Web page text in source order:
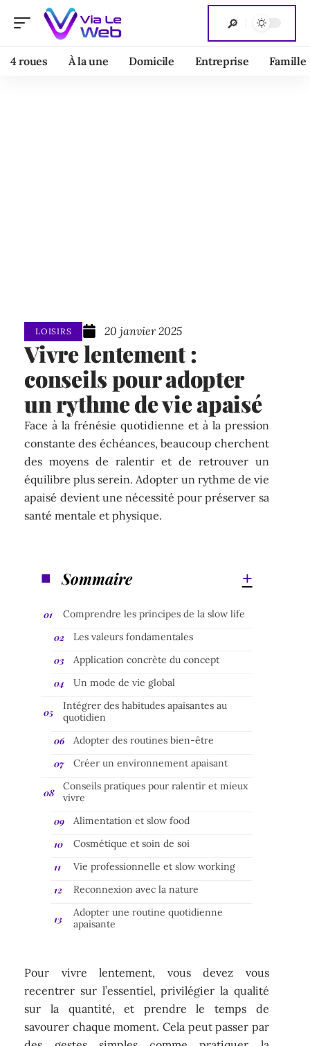
4 roues À la une Domicile Entreprise Famille
LOISIRS 20 janvier 2025
Vivre lentement :
conseils pour adopter
un rythme de vie apaisé
Face à la frénésie quotidienne et à la pression
constante des échéances, beaucoup cherchent
des moyens de ralentir et de retrouver un
équilibre plus serein. Adopter un rythme de vie
apaisé devient une nécessité pour préserver sa
santé mentale et physique.
Sommaire
Comprendre les principes de la slow life
Les valeurs fondamentales
Application concrète du concept
Un mode de vie global
Intégrer des habitudes apaisantes au
quotidien
Adopter des routines bien-être
Créer un environnement apaisant
Conseils pratiques pour ralentir et mieux
vivre
Alimentation et slow food
Cosmétique et soin de soi
Vie professionnelle et slow working
Reconnexion avec la nature
Adopter une routine quotidienne
apaisante
Pour vivre lentement, vous devez vous
recentrer sur l’essentiel, privilégier la qualité
sur la quantité, et prendre le temps de
savourer chaque moment. Cela peut passer par